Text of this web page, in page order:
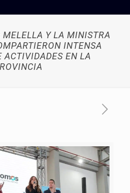
MELELLA Y LA MINISTRA
INTENSA
ACTIVIDADES EN LA